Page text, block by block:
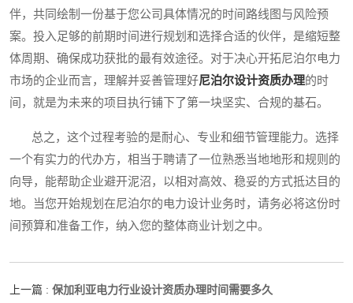
伴，共同绘制一份基于您公司具体情况的时间路线图与风险预
案。投入足够的前期时间进行规划和选择合适的伙伴，是缩短整
体周期、确保成功获批的最有效途径。对于决心开拓尼泊尔电力
市场的企业而言，理解并妥善管理好尼泊尔设计资质办理的时
间，就是为未来的项目执行铺下了第一块坚实、合规的基石。
总之，这个过程考验的是耐心、专业和细节管理能力。选择
一个有实力的代办方，相当于聘请了一位熟悉当地地形和规则的
向导，能帮助企业避开泥沼，以相对高效、稳妥的方式抵达目的
地。当您开始规划在尼泊尔的电力设计业务时，请务必将这份时
间预算和准备工作，纳入您的整体商业计划之中。
上一篇 : 保加利亚电力行业设计资质办理时间需要多久